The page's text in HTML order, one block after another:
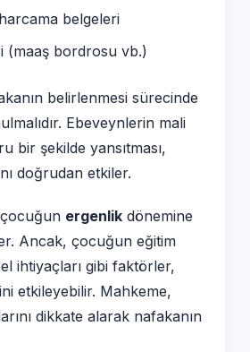
belgeleri
(maaş bordrosu vb.)
belirlenmesi sürecinde
Ebeveynlerin mali
bir şekilde yansıtması,
doğrudan etkiler.
ergenlik dönemine
Ancak, çocuğun eğitim
ihtiyaçları gibi faktörler,
etkileyebilir. Mahkeme,
dikkate alarak nafakanın